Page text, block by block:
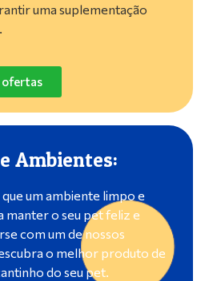
uma suplementação
ofertas
Ambientes:
um ambiente limpo e
o seu pet feliz e
com um de nossos
o melhor produto de
do seu pet.